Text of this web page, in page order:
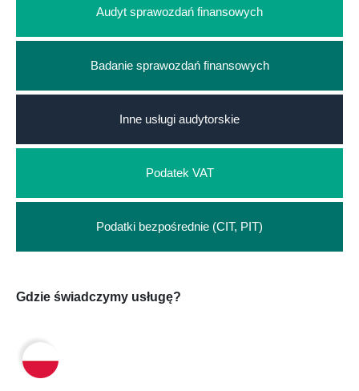
Audyt sprawozdań finansowych
Badanie sprawozdań finansowych
Inne usługi audytorskie
Podatek VAT
Podatki bezpośrednie (CIT, PIT)
Gdzie świadczymy usługę?